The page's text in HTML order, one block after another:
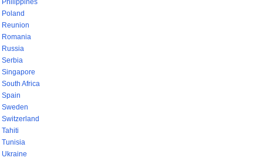
Philippines
Poland
Reunion
Romania
Russia
Serbia
Singapore
South Africa
Spain
Sweden
Switzerland
Tahiti
Tunisia
Ukraine